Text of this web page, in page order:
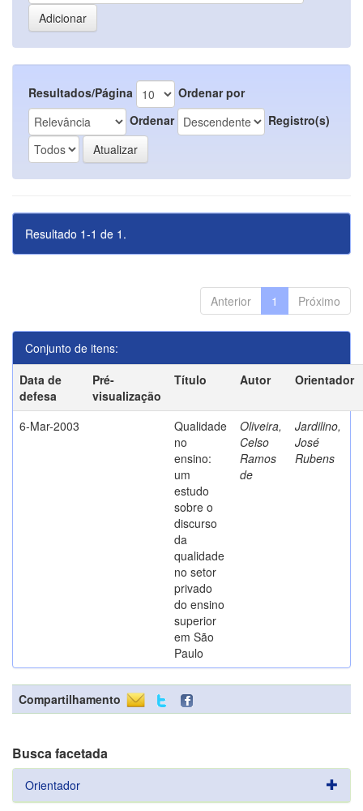
Resultados/Página
Ordenar por
Ordenar
Registro(s)
Resultado 1-1 de 1.
Anterior 1 Próximo
Conjunto de itens:
Data de
defesa
Pré-
visualização
Título Autor Orientador
6-Mar-2003
Qualidade
no
ensino:
um
estudo
sobre o
discurso
da
qualidade
no setor
privado
do ensino
superior
em São
Paulo
Oliveira,
Celso
Ramos
de
Jardilino,
José
Rubens
Compartilhamento
Busca facetada
Orientador